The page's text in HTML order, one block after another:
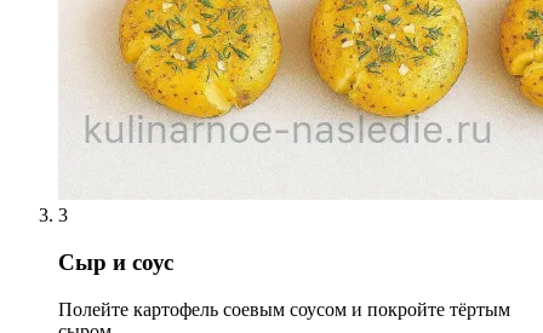
3
Сыр и соус
Полейте картофель соевым соусом и покройте тёртым